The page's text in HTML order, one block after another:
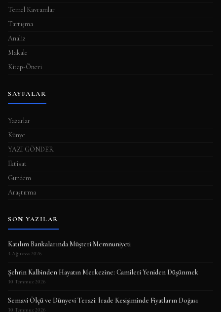
Temel Kavramlar
Tartışma
Analiz
Makale
Kitap-Öneri
SAYFALAR
Yazarlar
Künye
YAZI GÖNDER
İktisat
Gündem
Araştırma
SON YAZILAR
Katılım Bankalarında Müşteri Memnuniyeti
3 Ağustos 2026
Şehrin Kalbinden Hayatın Merkezine: Camileri Yeniden Düşünmek
30 Temmuz 2026
Semavi Ölçü ve Dünyevi Terazi: İrade Kesişiminde Fiyatların Doğası
30 Temmuz 2026